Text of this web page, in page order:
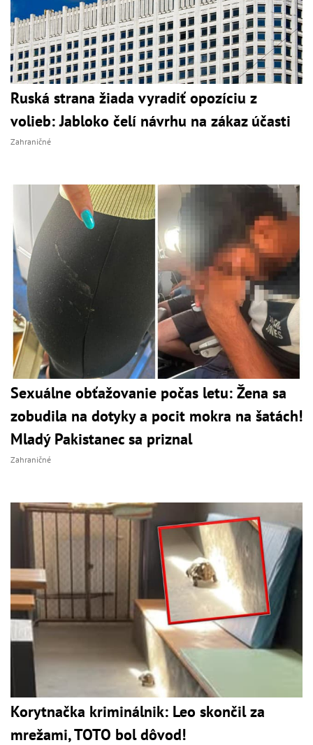
Ruská strana žiada vyradiť opozíciu z
volieb: Jabloko čelí návrhu na zákaz účasti
Zahraničné
Sexuálne obťažovanie počas letu: Žena sa
zobudila na dotyky a pocit mokra na šatách!
Mladý Pakistanec sa priznal
Zahraničné
Korytnačka kriminálnik: Leo skončil za
mrežami, TOTO bol dôvod!